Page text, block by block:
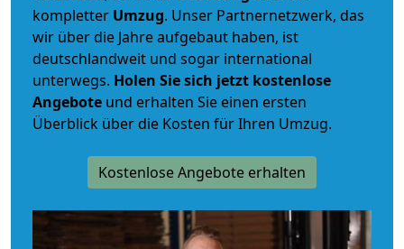
kompletter Umzug. Unser Partnernetzwerk, das
wir über die Jahre aufgebaut haben, ist
deutschlandweit und sogar international
unterwegs. Holen Sie sich jetzt kostenlose
Angebote und erhalten Sie einen ersten
Überblick über die Kosten für Ihren Umzug.
Kostenlose Angebote erhalten